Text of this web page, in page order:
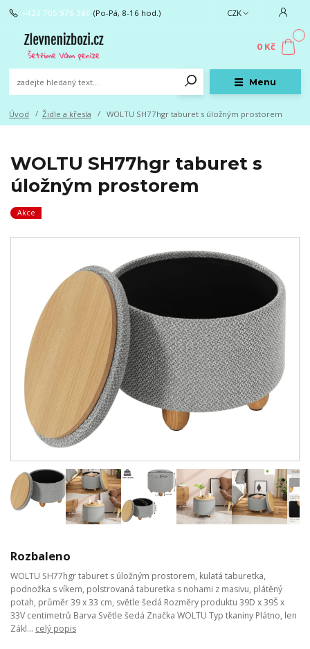
Menu
CZK
+420 705 976 386 (Po-Pá, 8-16 hod.)
0
0 Kč
Úvod Židle a křesla WOLTU SH77hgr taburet s úložným prostorem
WOLTU SH77hgr taburet s
úložným prostorem
Akce
Rozbaleno
WOLTU SH77hgr taburet s úložným prostorem, kulatá taburetka,
podnožka s víkem, polstrovaná taburetka s nohami z masivu, plátěný
potah, průměr 39 x 33 cm, světle šedá Rozměry produktu 39D x 39Š x
33V centimetrů Barva Světle šedá Značka WOLTU Typ tkaniny Plátno, len
Zákl... celý popis